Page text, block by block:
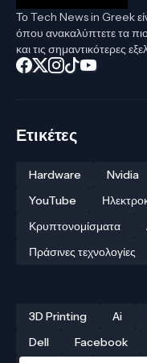
Το Tech News in Greek
όπου ανακαλύπτετε τα
και τις σημαντικότερες
Ετικέτες
Hardware Nvidia
YouTube
Κρυπτονομίσματα
Πράσινες τεχνολογίες
3D Printing Ai
Dell
Facebook